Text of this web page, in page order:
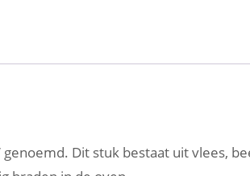
Dit stuk bestaat uit vlees,